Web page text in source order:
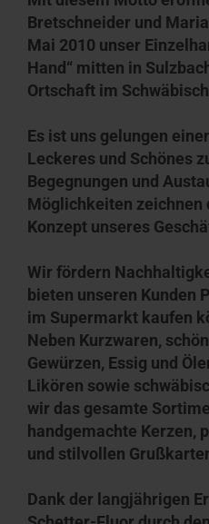
Bretschneider und
Mai 2010 unser
Hand“ mitten in
Ortschaft im
Es ist uns gelungen
Leckeres und Schönes
Begegnungen und
Möglichkeiten zeichnen
Konzept unseres
Wir fördern
bieten unseren Kunden
im Supermarkt kaufen
Neben Kurzwaren,
Gewürzen, Essig und
Likören sowie
wir das gesamte
handgemachte Kerzen,
und stilvollen
Dank der langjährigen